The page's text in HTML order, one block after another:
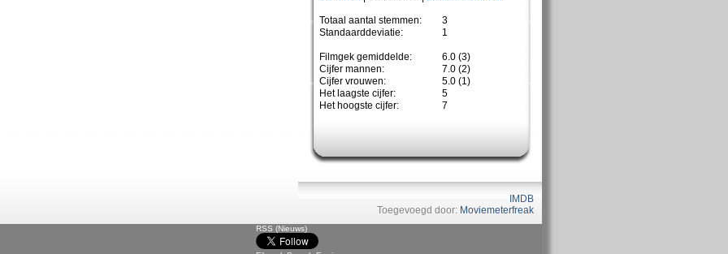
Totaal aantal stemmen:
3
Standaarddeviatie:
1
Filmgek gemiddelde:
6.0 (3)
Cijfer mannen:
7.0 (2)
Cijfer vrouwen:
5.0 (1)
Het laagste cijfer:
5
Het hoogste cijfer:
7
IMDB
Toegevoegd door: Moviemeterfreak
RSS (Nieuws)